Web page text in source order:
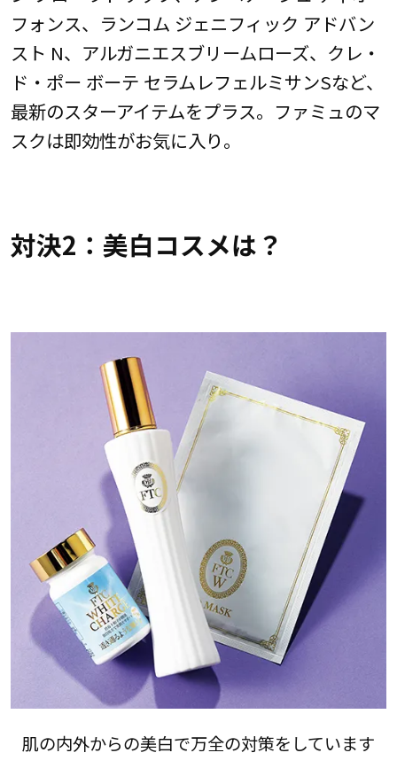
フォンス、ランコム ジェニフィック アドバン
スト N、アルガニエスブリームローズ、クレ・
ド・ポー ボーテ セラムレフェルミサンSなど、
最新のスターアイテムをプラス。ファミュのマ
スクは即効性がお気に入り。
対決2：美白コスメは？
肌の内外からの美白で万全の対策をしています